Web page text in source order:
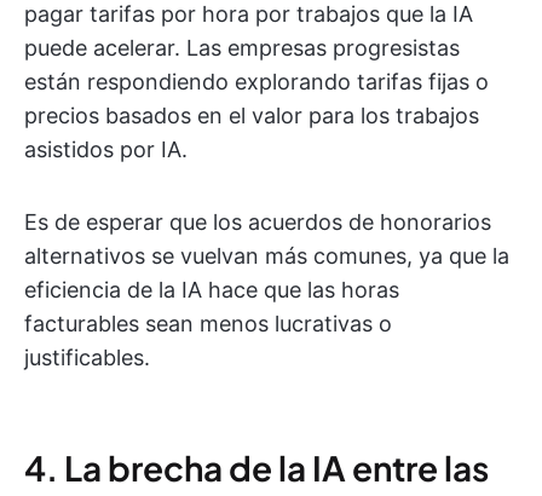
pagar tarifas por hora por trabajos que la IA
puede acelerar. Las empresas progresistas
están respondiendo explorando tarifas fijas o
precios basados en el valor para los trabajos
asistidos por IA.
Es de esperar que los acuerdos de honorarios
alternativos se vuelvan más comunes, ya que la
eficiencia de la IA hace que las horas
facturables sean menos lucrativas o
justificables.
4. La brecha de la IA entre las